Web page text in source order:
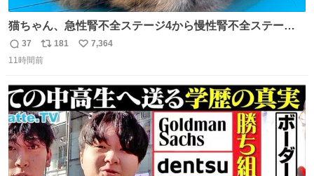
猫ちゃん、急性腎不全ステージ4から慢性腎不全ステージ2
になりました😭点滴も週一で大丈夫になった… このままだ
と2、3日持たないって言われたのが嘘みたい…本当に嬉し
道泣きながら歩いてたら向こうから来た人にすごい顔され
た🫠
返
信
37
リ
ポ
ト
数
181
い
数
7,364
11時間前